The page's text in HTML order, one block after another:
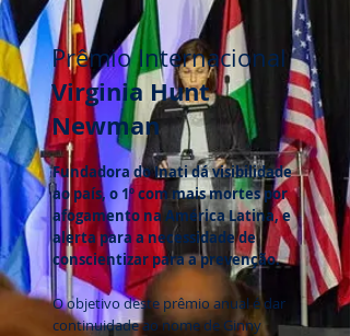
Prêmio Internacional
Virginia Hunt
Newman
Fundadora do Inati dá visibilidade
ao país, o 1º com mais mortes por
afogamento na América Latina, e
alerta para a necessidade de
conscientizar para a prevenção.
O objetivo deste prêmio anual é dar
continuidade ao nome de Ginny